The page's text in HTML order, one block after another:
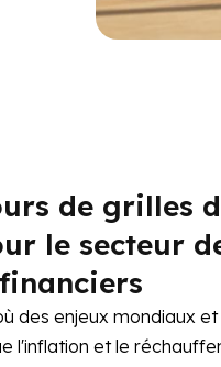
de grilles
le secteur
des enjeux mondiaux et
l'inflation et le